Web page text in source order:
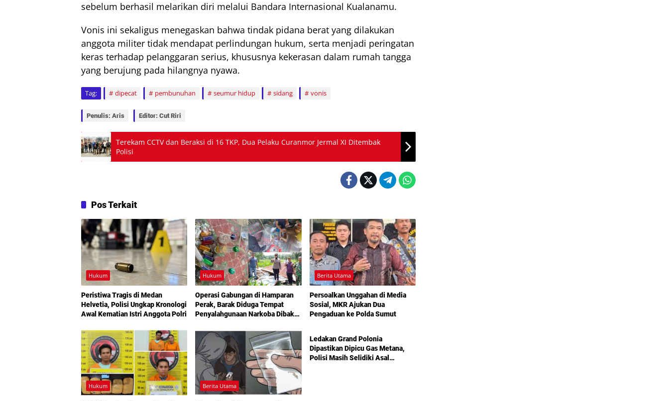
sebelum berhasil melarikan diri melalui Bandara Internasional Kualanamu.
Vonis ini sekaligus menegaskan bahwa tindak pidana berat yang dilakukan
anggota militer tidak mendapat perlindungan hukum, serta menjadi peringatan
keras terhadap pelanggaran serius, khususnya kekerasan dalam rumah tangga
yang berujung pada hilangnya nyawa.
Tag: dipecat pembunuhan seumur hidup sidang vonis
Penulis: Aris Editor: Cut Riri
Terekam CCTV dan Beraksi di 16 TKP, Dua Pelaku Curanmor Jermal XI Ditembak
Polisi
Pos Terkait
Hukum
Peristiwa Tragis di Medan
Helvetia, Polisi Ungkap Kronologi
Awal Kematian Istri Anggota Polri
Hukum
Operasi Gabungan di Hamparan
Perak, Barak Diduga Tempat
Penyalahgunaan Narkoba Dibakar
Berita Utama
Persoalkan Unggahan di Media
Sosial, MKR Ajukan Dua
Pengaduan ke Polda Sumut
Hukum Berita Utama
Hukum
Ledakan Grand Polonia
Dipastikan Dipicu Gas Metana,
Polisi Masih Selidiki Asal